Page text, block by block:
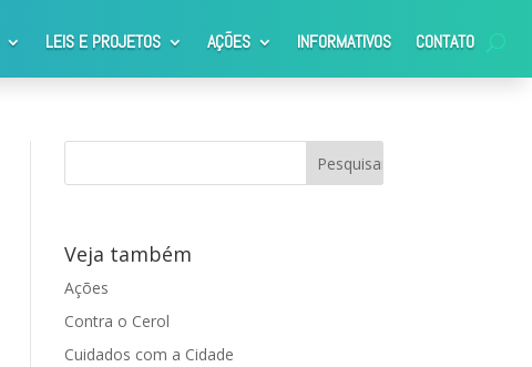
LEIS E PROJETOS AÇÕES INFORMATIVOS CONTATO
Veja também
Ações
Contra o Cerol
Cuidados com a Cidade